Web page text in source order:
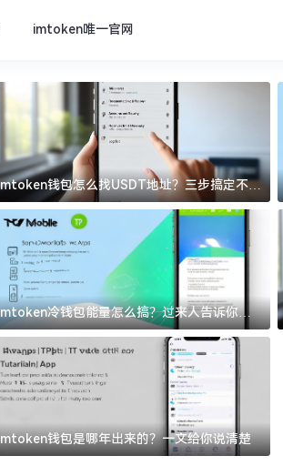
imtoken唯一官网
官方下载
钱包怎么找USDT地址？三步搞定不踩
冷钱包能量怎么搞？过来人告诉你门
钱包是哪年出来的？一文给你说清楚